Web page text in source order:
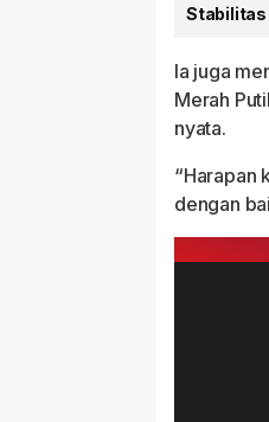
Stabilitas
Ia juga
Merah
nyata.
“Harapan
dengan